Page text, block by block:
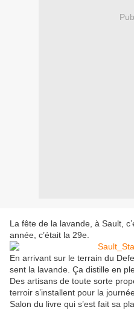
La fête de la lavande, à Sault,
année, c’était la 29e.
En arrivant sur le terrain du
sent la lavande. Ça distille en
Des artisans de toute sorte
terroir s’installent pour la
Salon du livre qui s’est fait sa